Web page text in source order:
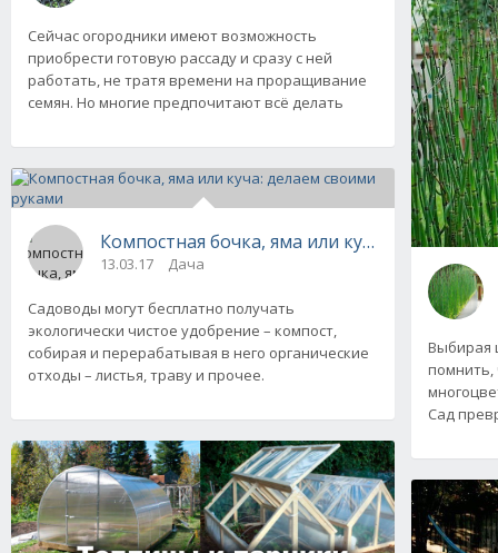
Сейчас огородники имеют возможность
приобрести готовую рассаду и сразу с ней
работать, не тратя времени на проращивание
семян. Но многие предпочитают всё делать
Компостная бочка, яма или куча: делаем
13.03.17 Дача
Садоводы могут бесплатно получать
экологически чистое удобрение – компост,
собирая и перерабатывая в него органические
отходы – листья, траву и прочее.
Выбирая
Сад